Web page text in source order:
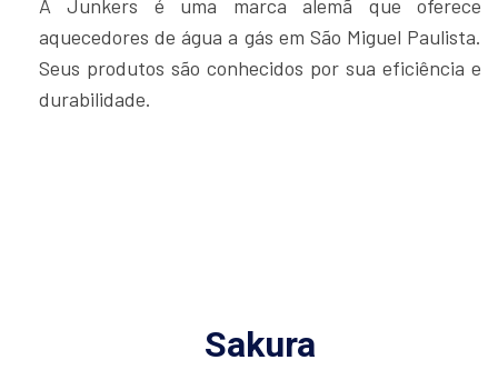
A Junkers é uma marca alemã que oferece
aquecedores de água a gás em São Miguel Paulista.
Seus produtos são conhecidos por sua eficiência e
durabilidade.
Sakura